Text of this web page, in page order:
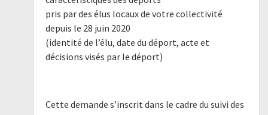
pris par des élus locaux de votre collectivité
depuis le 28 juin 2020
(identité de l’élu, date du déport, acte et
décisions visés par le déport)
Cette demande s’inscrit dans le cadre du suivi des